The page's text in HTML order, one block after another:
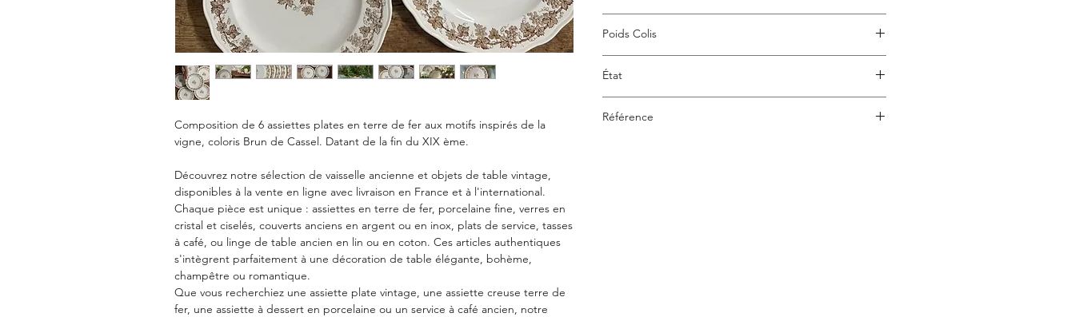
Composition de 6 assiettes plates en terre de fer aux motifs inspirés de la
vigne, coloris Brun de Cassel. Datant de la fin du XIX ème.
Découvrez notre sélection de vaisselle ancienne et objets de table vintage,
disponibles à la vente en ligne avec livraison en France et à l'international.
Chaque pièce est unique : assiettes en terre de fer, porcelaine fine, verres en
cristal et ciselés, couverts anciens en argent ou en inox, plats de service, tasses
à café, ou linge de table ancien en lin ou en coton. Ces articles authentiques
s'intègrent parfaitement à une décoration de table élégante, bohème,
champêtre ou romantique.
Que vous recherchiez une assiette plate vintage, une assiette creuse terre de
fer, une assiette à dessert en porcelaine ou un service à café ancien, notre
Poids Colis
État
photographies).
Référence